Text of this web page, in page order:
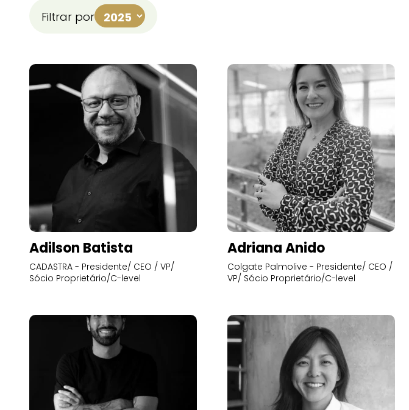
Filtrar por
Adilson Batista
CADASTRA - Presidente/ CEO / VP/
Sócio Proprietário/C-level
Adriana Anido
Colgate Palmolive - Presidente/ CEO /
VP/ Sócio Proprietário/C-level